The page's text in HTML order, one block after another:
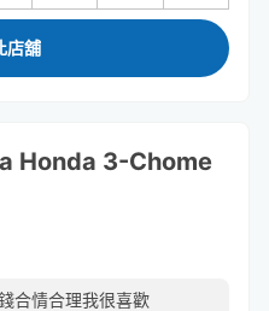
店舖
Honda 3-Chome
合情合理我很喜歡